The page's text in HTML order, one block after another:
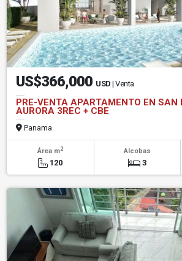
US$366,000 USD | Venta
PRE-VENTA APARTAMENTO EN SAN
AURORA 3REC + CBE
Panama
Área m2
120
Alcobas
3